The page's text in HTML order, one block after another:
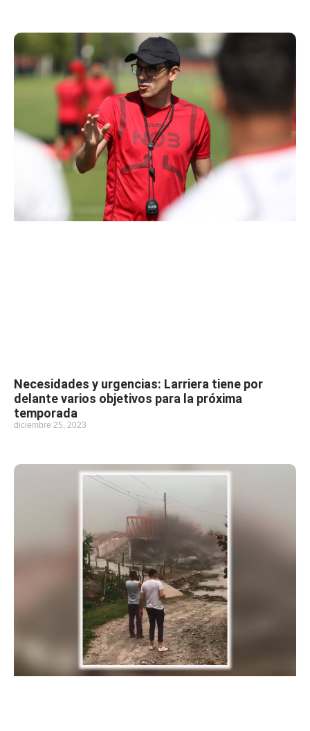
Necesidades y urgencias: Larriera tiene por
delante varios objetivos para la próxima
temporada
diciembre 25, 2023